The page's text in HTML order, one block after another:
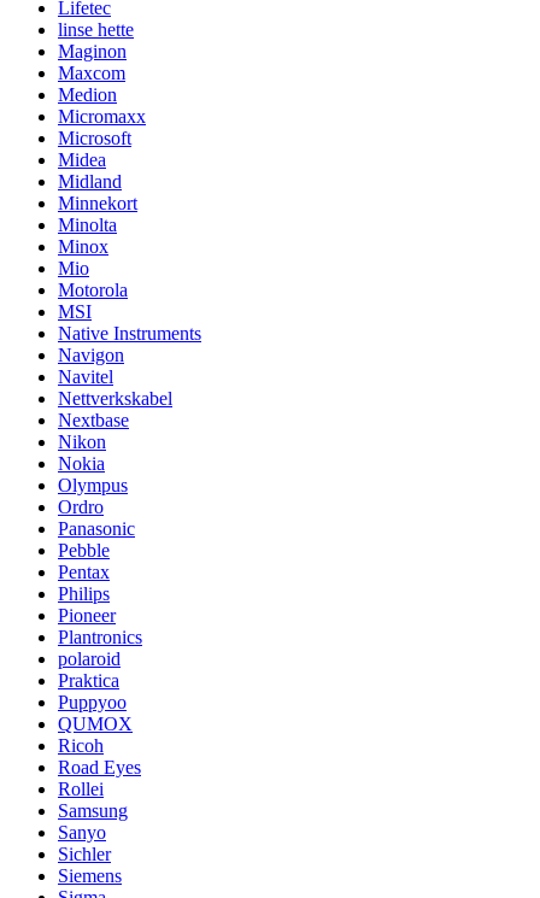
Lifetec
linse hette
Maginon
Maxcom
Medion
Micromaxx
Microsoft
Midea
Midland
Minnekort
Minolta
Minox
Mio
Motorola
MSI
Native Instruments
Navigon
Navitel
Nettverkskabel
Nextbase
Nikon
Nokia
Olympus
Ordro
Panasonic
Pebble
Pentax
Philips
Pioneer
Plantronics
polaroid
Praktica
Puppyoo
QUMOX
Ricoh
Road Eyes
Rollei
Samsung
Sanyo
Sichler
Siemens